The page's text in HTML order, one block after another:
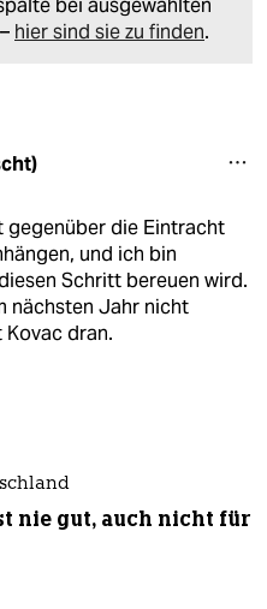
bei ausgewählten
hier sind sie zu finden.
gegenüber die Eintracht
und ich bin
Schritt bereuen wird.
nächsten Jahr nicht
dran.
nie gut, auch nicht für